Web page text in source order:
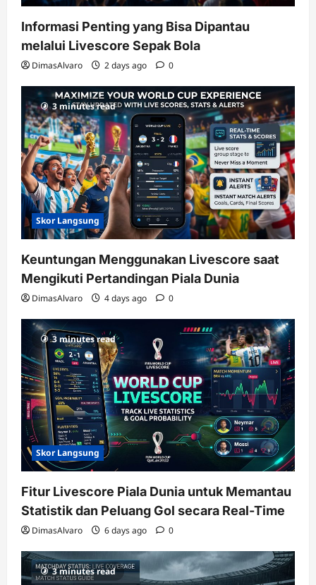
Informasi Penting yang Bisa Dipantau
melalui Livescore Sepak Bola
DimasAlvaro 2 days ago 0
3 minutes read
Skor Langsung
Keuntungan Menggunakan Livescore saat
Mengikuti Pertandingan Piala Dunia
DimasAlvaro 4 days ago 0
3 minutes read
Skor Langsung
Fitur Livescore Piala Dunia untuk Memantau
Statistik dan Peluang Gol secara Real-Time
DimasAlvaro 6 days ago 0
3 minutes read